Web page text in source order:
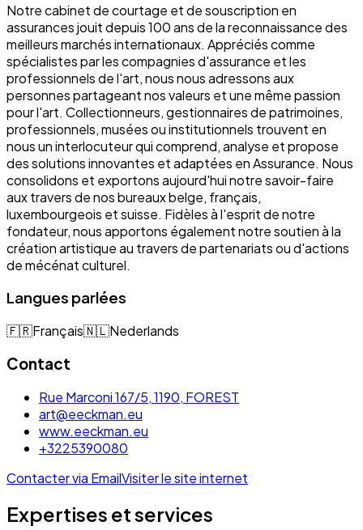
Notre cabinet de courtage et de souscription en
assurances jouit depuis 100 ans de la reconnaissance des
meilleurs marchés internationaux. Appréciés comme
spécialistes par les compagnies d'assurance et les
professionnels de l'art, nous nous adressons aux
personnes partageant nos valeurs et une même passion
pour l'art. Collectionneurs, gestionnaires de patrimoines,
professionnels, musées ou institutionnels trouvent en
nous un interlocuteur qui comprend, analyse et propose
des solutions innovantes et adaptées en Assurance. Nous
consolidons et exportons aujourd'hui notre savoir-faire
aux travers de nos bureaux belge, français,
luxembourgeois et suisse. Fidèles à l'esprit de notre
fondateur, nous apportons également notre soutien à la
création artistique au travers de partenariats ou d'actions
de mécénat culturel.
Langues parlées
🇫🇷Français🇳🇱Nederlands
Contact
Rue Marconi 167/5, 1190, FOREST
art@eeckman.eu
www.eeckman.eu
+3225390080
Contacter via EmailVisiter le site internet
Expertises et services